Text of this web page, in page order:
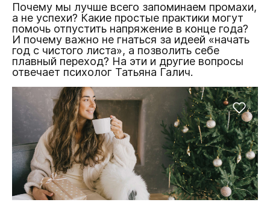
Почему мы лучше всего запоминаем промахи,
а не успехи? Какие простые практики могут
помочь отпустить напряжение в конце года?
И почему важно не гнаться за идеей «начать
год с чистого листа», а позволить себе
плавный переход? На эти и другие вопросы
отвечает психолог Татьяна Галич.